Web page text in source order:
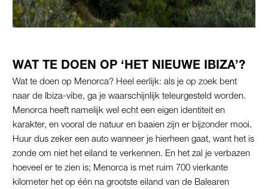
WAT TE DOEN OP ‘HET NIEUWE IBIZA’?
Wat te doen op Menorca? Heel eerlijk: als je op zoek bent
naar de Ibiza-vibe, ga je waarschijnlijk teleurgesteld worden.
Menorca heeft namelijk wel echt een eigen identiteit en
karakter, en vooral de natuur en baaien zijn er bijzonder mooi.
Huur dus zeker een auto wanneer je hierheen gaat, want het is
zonde om niet het eiland te verkennen. En het zal je verbazen
hoeveel er te zien is; Menorca is met ruim 700 vierkante
kilometer het op één na grootste eiland van de Balearen